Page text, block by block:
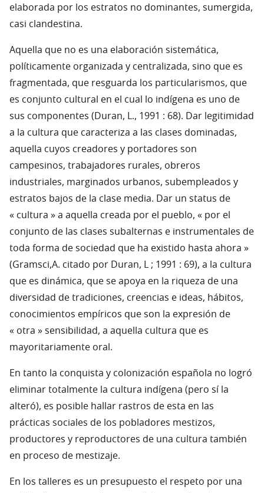
elaborada por los estratos no dominantes, sumergida,
casi clandestina.
Aquella que no es una elaboración sistemática,
políticamente organizada y centralizada, sino que es
fragmentada, que resguarda los particularismos, que
es conjunto cultural en el cual lo indígena es uno de
sus componentes (Duran, L., 1991 : 68). Dar legitimidad
a la cultura que caracteriza a las clases dominadas,
aquella cuyos creadores y portadores son
campesinos, trabajadores rurales, obreros
industriales, marginados urbanos, subempleados y
estratos bajos de la clase media. Dar un status de
« cultura » a aquella creada por el pueblo, « por el
conjunto de las clases subalternas e instrumentales de
toda forma de sociedad que ha existido hasta ahora »
(Gramsci,A. citado por Duran, L ; 1991 : 69), a la cultura
que es dinámica, que se apoya en la riqueza de una
diversidad de tradiciones, creencias e ideas, hábitos,
conocimientos empíricos que son la expresión de
« otra » sensibilidad, a aquella cultura que es
mayoritariamente oral.
En tanto la conquista y colonización española no logró
eliminar totalmente la cultura indígena (pero sí la
alteró), es posible hallar rastros de esta en las
prácticas sociales de los pobladores mestizos,
productores y reproductores de una cultura también
en proceso de mestizaje.
En los talleres es un presupuesto el respeto por una